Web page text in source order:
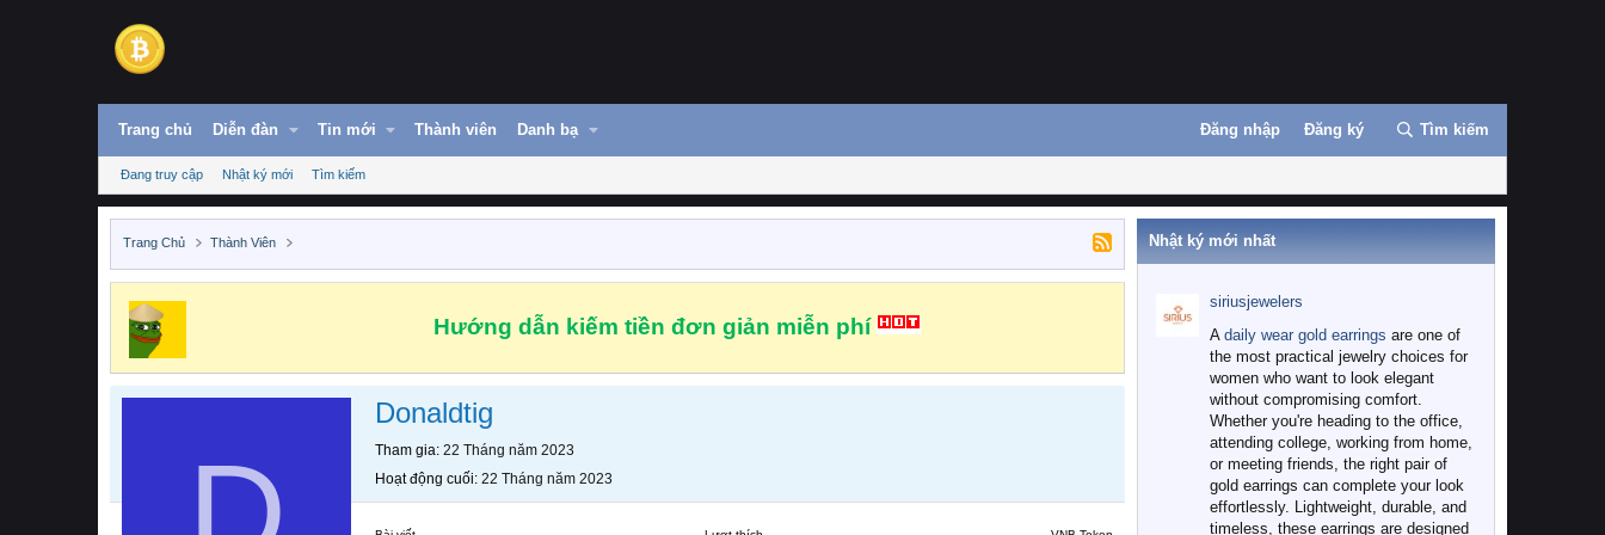
Trang chủ Diễn đàn Tin mới Thành viên Danh bạ Đăng nhập Đăng ký Tìm kiếm
Đang truy cập Nhật ký mới Tìm kiếm
Trang Chủ Thành Viên
Hướng dẫn kiếm tiền đơn giản miễn phí
Donaldtig
Tham gia 22 Tháng năm 2023
Hoạt động cuối 22 Tháng năm 2023
Nhật ký mới nhất
siriusjewelers
A daily wear gold earrings are one of
the most practical jewelry choices for
women who want to look elegant
without compromising comfort.
Whether you're heading to the office,
attending college, working from home,
or meeting friends, the right pair of
gold earrings can complete your look
effortlessly. Lightweight, durable, and
timeless, these earrings are designed